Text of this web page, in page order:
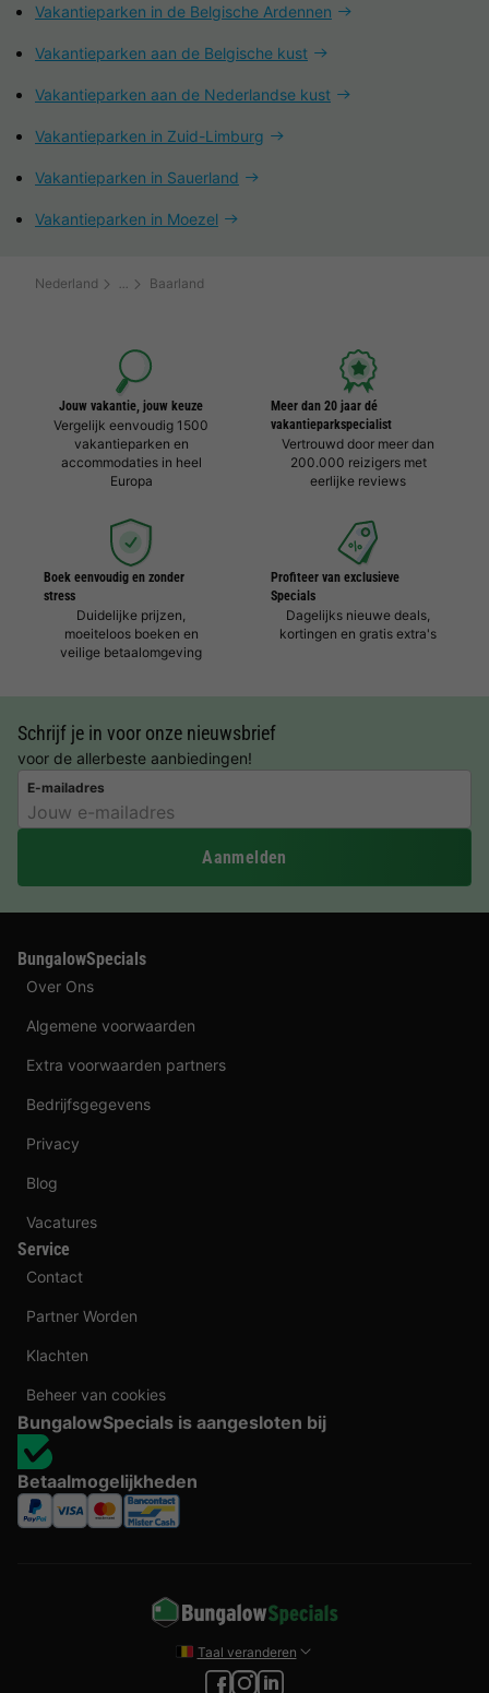
Vakantieparken in de Belgische Ardennen
Vakantieparken aan de Belgische kust
Vakantieparken aan de Nederlandse kust
Vakantieparken in Zuid-Limburg
Vakantieparken in Sauerland
Vakantieparken in Moezel
Nederland Baarland
Jouw vakantie, jouw keuze
Vergelijk eenvoudig 1500
vakantieparken en
accommodaties in heel
Europa
Meer dan 20 jaar dé
vakantieparkspecialist
Vertrouwd door meer dan
200.000 reizigers met
eerlijke reviews
Boek eenvoudig en zonder
stress
Duidelijke prijzen,
moeiteloos boeken en
veilige betaalomgeving
Profiteer van exclusieve
Specials
Dagelijks nieuwe deals,
kortingen en gratis extra's
Schrijf je in voor onze nieuwsbrief
voor de allerbeste aanbiedingen!
E-mailadres
Aanmelden
BungalowSpecials
Over Ons
Algemene voorwaarden
Extra voorwaarden partners
Bedrijfsgegevens
Privacy
Blog
Vacatures
Service
Contact
Partner Worden
Klachten
Beheer van cookies
BungalowSpecials is aangesloten bij
Betaalmogelijkheden
Taal veranderen